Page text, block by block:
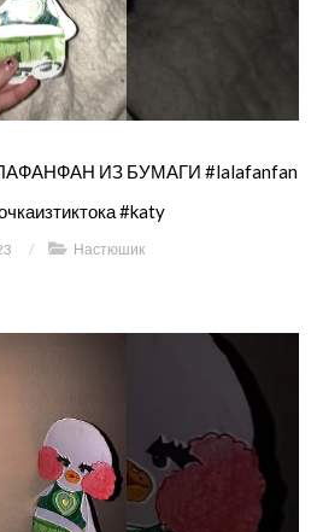
ИЗ БУМАГИ #lalafanfan
#katy
/ Настюшик